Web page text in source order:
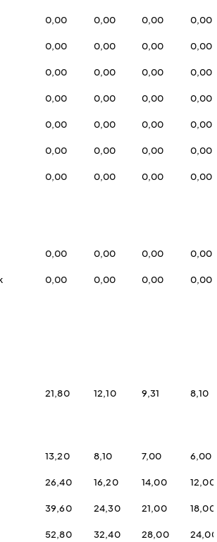
0,00 0,00 0,00 0,00
0,00 0,00 0,00 0,00
0,00 0,00 0,00 0,00
0,00 0,00 0,00 0,00
0,00 0,00 0,00 0,00
0,00 0,00 0,00 0,00
0,00 0,00 0,00 0,00
0,00 0,00 0,00 0,00
0,00 0,00 0,00 0,00
21,80 12,10 9,31 8,10
13,20 8,10 7,00 6,00
26,40 16,20 14,00 12,00
39,60 24,30 21,00 18,00
52,80 32,40 28,00 24,00